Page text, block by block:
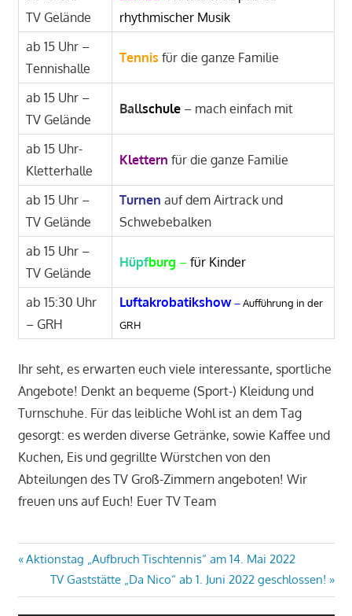
TV Gelände
rhythmischer Musik
ab 15 Uhr –
Tennishalle
Tennisfür die ganze Familie
ab 15 Uhr –
TV Gelände
Ballschule – mach einfach mit
ab 15 Uhr-
Kletterhalle
Klettern für die ganze Familie
ab 15 Uhr –
TV Gelände
Turnen auf dem Airtrack und
Schwebebalken
ab 15 Uhr –
TV Gelände
Hüpfburg –für Kinder
ab 15:30 Uhr
– GRH
Luftakrobatikshow–Aufführung in der
GRH
Ihr seht, es erwarten euch viele interessante, sportliche
Angebote! Denkt an bequeme (Sport-) Kleidung und
Turnschuhe. Für das leibliche Wohl ist an dem Tag
gesorgt: es werden diverse Getränke, sowie Kaffee und
Kuchen, Eis und gegrillte Würstchen von den
Abteilungen des TV Groß-Zimmern angeboten! Wir
freuen uns auf Euch! Euer TV Team
Beitragsnavigation
Vorheriger
Beitrag:
Aktionstag „Aufbruch Tischtennis“ am 14. Mai 2022
Nächster
Beitrag:
TV Gaststätte „Da Nico“ ab 1. Juni 2022 geschlossen!